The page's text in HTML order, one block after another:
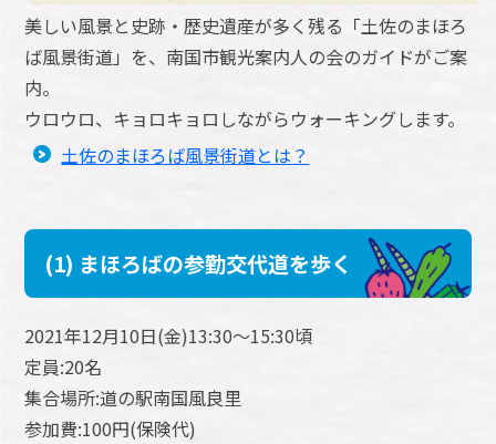
美しい風景と史跡・歴史遺産が多く残る「土佐のまほろ
ば風景街道」を、南国市観光案内人の会のガイドがご案
内。
ウロウロ、キョロキョロしながらウォーキングします。
土佐のまほろば風景街道とは？
(1) まほろばの参勤交代道を歩く
2021年12月10日(金)13:30～15:30頃
定員:20名
集合場所:道の駅南国風良里
参加費:100円(保険代)